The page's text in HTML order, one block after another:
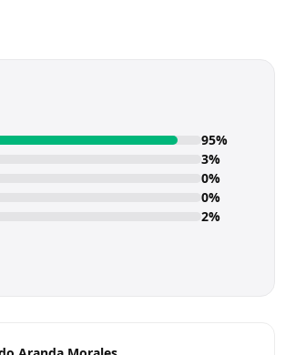
95%
3%
0%
0%
2%